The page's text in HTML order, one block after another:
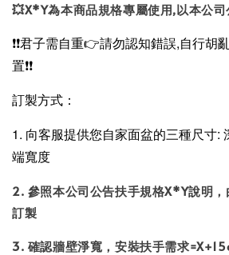
💥X*Y為本商品規格專屬使用,以本公
❗❗君子需自重👉請勿認知錯誤,自行胡
置❗❗
訂製方式：
1. 向客服提供您自家面盆的三種尺寸:
端寬度
2. 參照本公司公告扶手規格X*Y說明
訂製
3. 確認牆壁淨寬，安裝扶手需求